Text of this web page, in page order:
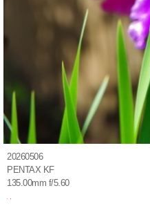
20260506
PENTAX KF
135.00mm f/5.60